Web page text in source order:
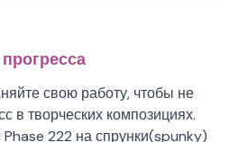
свою работу, чтобы не
в творческих композициях.
222 на спрунки(spunky)